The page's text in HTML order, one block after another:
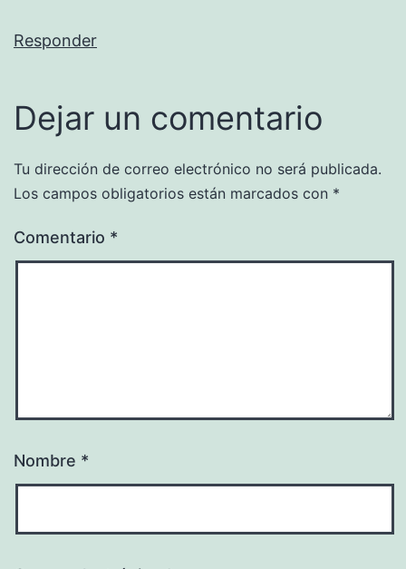
Responder
Dejar un comentario
Tu dirección de correo electrónico no será publicada.
Los campos obligatorios están marcados con *
Comentario *
Nombre *